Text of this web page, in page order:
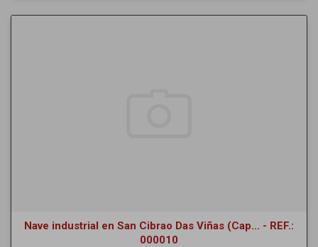
Nave industrial en San Cibrao Das Viñas (Cap... - REF.:
000010